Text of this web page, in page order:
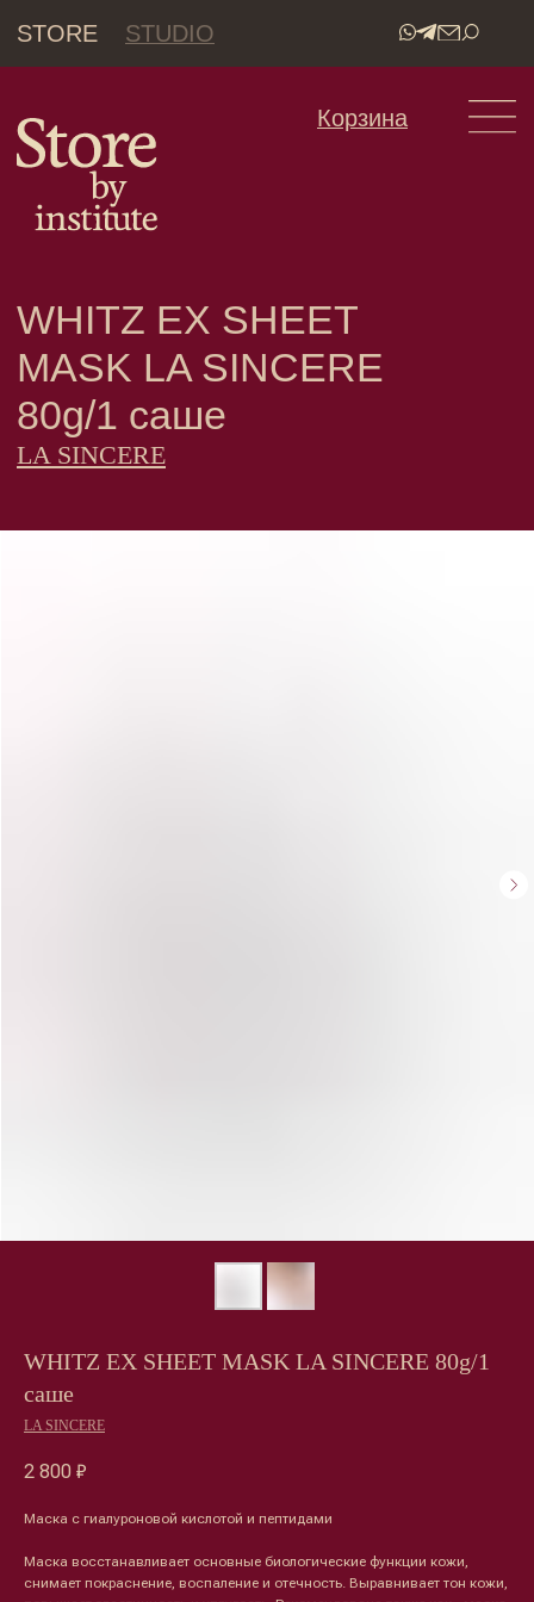
STORE STUDIO
•
WHITZ EX SHEET
LA SINCERE
WHITZ EX SHEET MASK LA SINCERE 80g/1
саше
LA SINCERE
2 800 ₽
Маска с гиалуроновой кислотой и пептидами
Маска восстанавливает основные биологические функции кожи,
снимает покраснение, воспаление и отечность. Выравнивает тон кожи,
Тело
Лицо